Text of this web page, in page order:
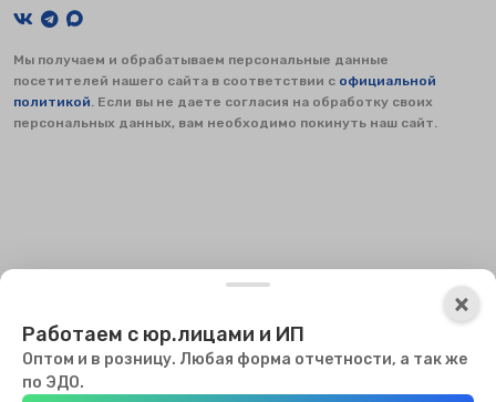
Мы используем файлы куки, чтобы сайт мог работать. Оставаясь
на сайте, вы соглашаетесь с использованием куки.
Мы получаем и обрабатываем персональные данные
посетителей нашего сайта в соответствии с официальной
политикой . Если вы не даете согласия на обработку своих
персональных данных, вам необходимо покинуть наш сайт.
×
Работаем с юр.лицами и ИП
Оптом и в розницу. Любая форма отчетности, а так же
по ЭДО.
×